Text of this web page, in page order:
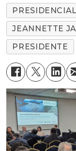
JEANNETTE
PRESIDENTE